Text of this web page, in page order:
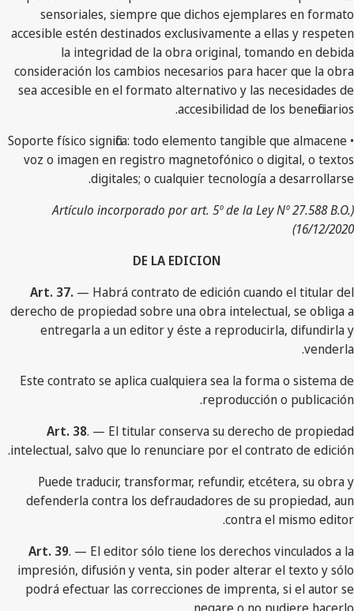
sensoriales, siempre que dichos ejemplares en formato
accesible estén destinados exclusivamente a ellas y respeten
la integridad de la obra original, tomando en debida
consideración los cambios necesarios para hacer que la obra
sea accesible en el formato alternativo y las necesidades de
accesibilidad de los beneficiarios.
• Soporte físico significa: todo elemento tangible que almacene
voz o imagen en registro magnetofónico o digital, o textos
digitales; o cualquier tecnología a desarrollarse.
(Artículo incorporado por art. 5º de la Ley Nº 27.588 B.O.
16/12/2020)
DE LA EDICION
Art. 37. — Habrá contrato de edición cuando el titular del
derecho de propiedad sobre una obra intelectual, se obliga a
entregarla a un editor y éste a reproducirla, difundirla y
venderla.
Este contrato se aplica cualquiera sea la forma o sistema de
reproducción o publicación.
Art. 38. — El titular conserva su derecho de propiedad
intelectual, salvo que lo renunciare por el contrato de edición.
Puede traducir, transformar, refundir, etcétera, su obra y
defenderla contra los defraudadores de su propiedad, aun
contra el mismo editor.
Art. 39. — El editor sólo tiene los derechos vinculados a la
impresión, difusión y venta, sin poder alterar el texto y sólo
podrá efectuar las correcciones de imprenta, si el autor se